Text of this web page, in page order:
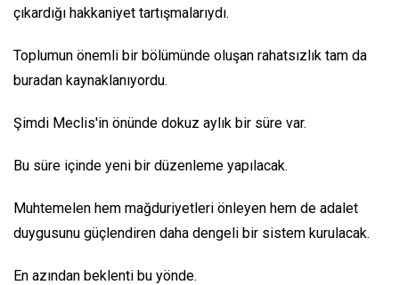
çıkardığı hakkaniyet tartışmalarıydı.
Toplumun önemli bir bölümünde oluşan rahatsızlık tam da
buradan kaynaklanıyordu.
Şimdi Meclis'in önünde dokuz aylık bir süre var.
Bu süre içinde yeni bir düzenleme yapılacak.
Muhtemelen hem mağduriyetleri önleyen hem de adalet
duygusunu güçlendiren daha dengeli bir sistem kurulacak.
En azından beklenti bu yönde.